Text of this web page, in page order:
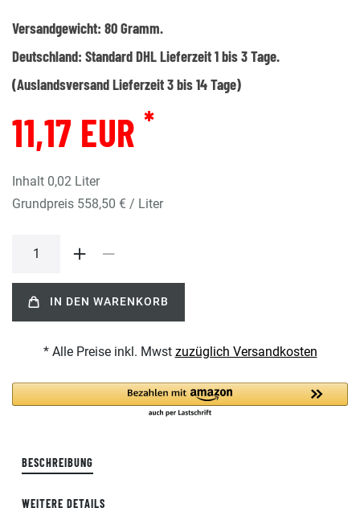
Versandgewicht: 80Gramm.
Deutschland: Standard DHL Lieferzeit 1 bis 3 Tage.
(Auslandsversand Lieferzeit 3 bis 14 Tage)
11,17 EUR *
Inhalt 0,02 Liter
Grundpreis 558,50 € / Liter
IN DEN WARENKORB
* Alle Preise inkl. Mwst zuzüglich Versandkosten
BESCHREIBUNG
WEITERE DETAILS